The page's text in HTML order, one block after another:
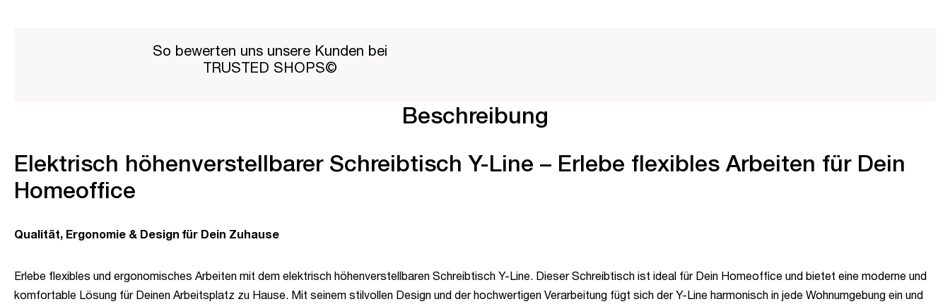
So bewerten uns unsere Kunden bei
TRUSTED SHOPS©
Beschreibung
Elektrisch höhenverstellbarer Schreibtisch Y-Line – Erlebe flexibles Arbeiten für Dein
Homeoffice
Qualität, Ergonomie & Design für Dein Zuhause
Erlebe flexibles und ergonomisches Arbeiten mit dem elektrisch höhenverstellbaren Schreibtisch Y-Line. Dieser Schreibtisch ist ideal für Dein Homeoffice und bietet eine moderne und
komfortable Lösung für Deinen Arbeitsplatz zu Hause. Mit seinem stilvollen Design und der hochwertigen Verarbeitung fügt sich der Y-Line harmonisch in jede Wohnumgebung ein und